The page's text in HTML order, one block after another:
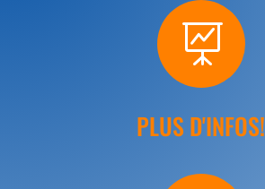

PLUS D'INFOS!